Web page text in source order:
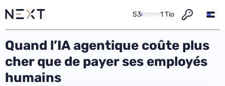
S3 1 Tio
Quand l’IA agentique coûte plus
cher que de payer ses employés
humains